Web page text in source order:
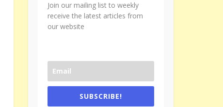
Join our mailing list to weekly
receive the latest articles from
our website
SUBSCRIBE!